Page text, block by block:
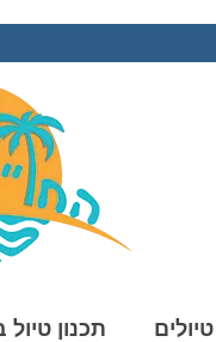
טיולים תכנון